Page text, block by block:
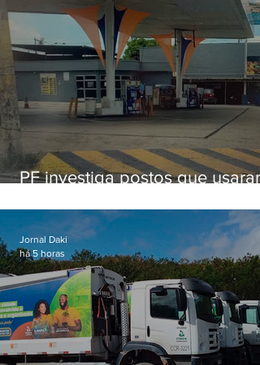
PF investiga postos que usaram
secretário morto em 2020
Jornal Daki
há 5 horas